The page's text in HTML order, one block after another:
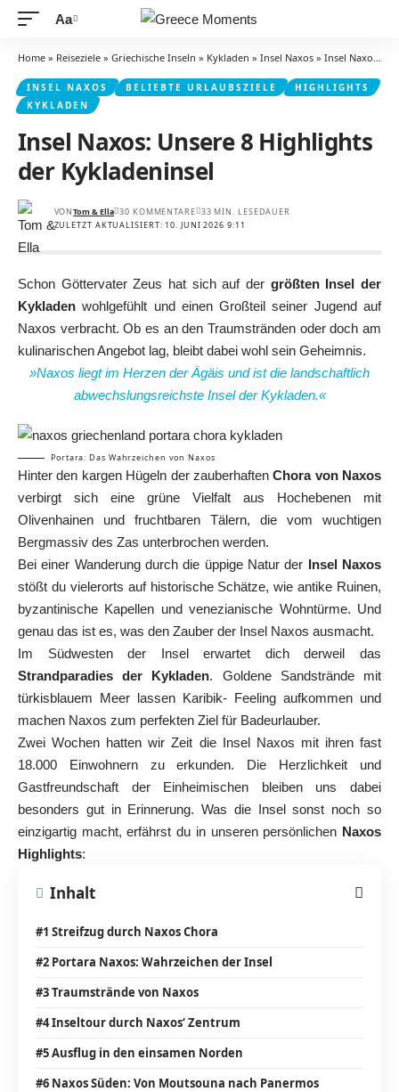
Schriftgrößenanpassung
Aa
Home » Reiseziele » Griechische Inseln » Kykladen » Insel Naxos » Insel Naxos: Unsere 8 Highlights der Kykladeninsel
INSEL NAXOS BELIEBTE URLAUBSZIELE
HIGHLIGHTS
KYKLADEN
Insel Naxos: Unsere 8 Highlights
der Kykladeninsel
ZULETZT AKTUALISIERT: 10. JUNI 2026 9:11
VONTom & Ella 30 KOMMENTARE 33 MIN. LESEDAUER
Schon Göttervater Zeus hat sich auf der größten Insel der
Kykladen wohlgefühlt und einen Großteil seiner Jugend auf
Naxos verbracht. Ob es an den Traumstränden oder doch am
kulinarischen Angebot lag, bleibt dabei wohl sein Geheimnis.
»Naxos liegt im Herzen der Ägäis und ist die landschaftlich
abwechslungsreichste Insel der Kykladen.«
Portara: Das Wahrzeichen von Naxos
Hinter den kargen Hügeln der zauberhaftenChora von Naxos
verbirgt sich eine grüne Vielfalt aus Hochebenen mit
Olivenhainen und fruchtbaren Tälern, die vom wuchtigen
Bergmassiv des Zas unterbrochen werden.
Bei einer Wanderung durch die üppige Natur der Insel Naxos
stößt du vielerorts auf historische Schätze, wie antike Ruinen,
byzantinische Kapellen und venezianische Wohntürme. Und
genau das ist es, was den Zauber der Insel Naxos ausmacht.
Im Südwesten der Insel erwartet dich derweil das
Strandparadies der Kykladen. Goldene Sandstrände mit
türkisblauem Meer lassen Karibik- Feeling aufkommen und
machen Naxos zum perfekten Ziel für Badeurlauber.
Zwei Wochen hatten wir Zeit die Insel Naxos mit ihren fast
18.000 Einwohnern zu erkunden. Die Herzlichkeit und
Gastfreundschaft der Einheimischen bleiben uns dabei
besonders gut in Erinnerung. Was die Insel sonst noch so
einzigartig macht, erfährst du in unseren persönlichen Naxos
Highlights:
Inhalt
#1 Streifzug durch Naxos Chora
#2 Portara Naxos: Wahrzeichen der Insel
#3 Traumstrände von Naxos
#4 Inseltour durch Naxos‘ Zentrum
#5 Ausflug in den einsamen Norden
#6 Naxos Süden: Von Moutsouna nach Panermos